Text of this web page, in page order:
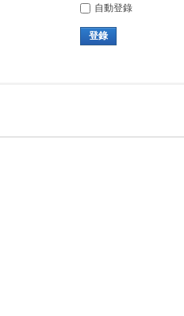
自動登錄
登錄